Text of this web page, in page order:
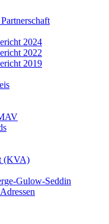
2024
2022
2019
(KVA)
Gulow-Seddin